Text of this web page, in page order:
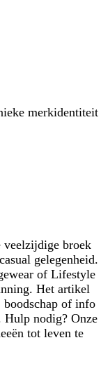
merkidentiteit
veelzijdige broek
gelegenheid.
of Lifestyle
Het artikel
boodschap of info
Hulp nodig? Onze
tot leven te